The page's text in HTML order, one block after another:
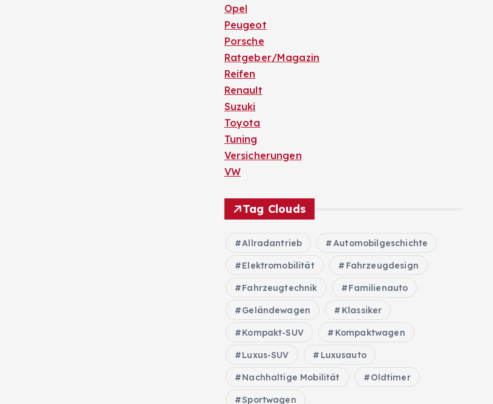
Opel
Peugeot
Porsche
Ratgeber/Magazin
Reifen
Renault
Suzuki
Toyota
Tuning
Versicherungen
VW
Tag Clouds
Allradantrieb Automobilgeschichte
Elektromobilität Fahrzeugdesign
Fahrzeugtechnik Familienauto
Geländewagen Klassiker
Kompakt-SUV Kompaktwagen
Luxus-SUV Luxusauto
Nachhaltige Mobilität Oldtimer
Sportwagen